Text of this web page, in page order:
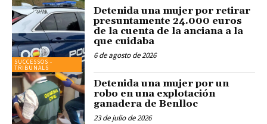
SUCCESSOS -
TRIBUNALS
Detenida una mujer por retirar
presuntamente 24.000 euros
de la cuenta de la anciana a la
que cuidaba
6 de agosto de 2026
Detenida una mujer por un
robo en una explotación
ganadera de Benlloc
23 de julio de 2026